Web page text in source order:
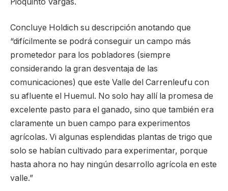
Concluye Holdich su descripción anotando que
“difícilmente se podrá conseguir un campo más
prometedor para los pobladores (siempre
considerando la gran desventaja de las
comunicaciones) que este Valle del Carrenleufu con
su afluente el Huemul. No solo hay allí la promesa de
excelente pasto para el ganado, sino que también era
claramente un buen campo para experimentos
agrícolas. Vi algunas esplendidas plantas de trigo que
solo se habían cultivado para experimentar, porque
hasta ahora no hay ningún desarrollo agrícola en este
valle.”